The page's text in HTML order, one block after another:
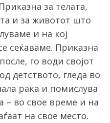
за телата,
и за животот што
и на кој
сеќаваме. Приказна
го води својот
детството, гледа во
рака и помислува
– во свое време и на
на свое место.